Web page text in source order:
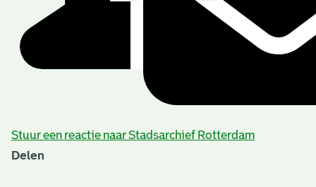
Stuur een reactie naar Stadsarchief Rotterdam
Delen